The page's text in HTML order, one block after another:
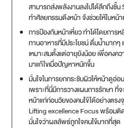
รายชื่อสาขา
สาขา Siam Paragon
สาขา Stadium One
สาขา Asoke
สาขา MRT สุทธิสาร
สาขา เซ็นทรัลปิ่นเกล้า
สามารถส่งพลังงานลงไปได้ลึกถึงชั้น
ทำศัลยกรรมดึงหน้า จึงช่วยให้ใบหน้
การป้องกันหน้าเหี่ยว ทำได้โดยกา
ทานอาหารที่มีประโยชน์ ดื่มน้ำมาก
เหมาะสมตั้งแต่อายุยังน้อย เพื่อคงค
มาแก้ไขเมื่อปัญหาหนักขึ้น
มั่นใจในการยกกระชับผิวให้หน้าดูอ่
เพราะที่นี่มีการวางแผนการรักษา ที่
หน้าแก่ก่อนวัยของคนไข้ได้อย่างตร
Lifting excellence Focus พร้อม
มั่นใจว่าผลลัพธ์ถูกใจคนไข้มากที่สุด